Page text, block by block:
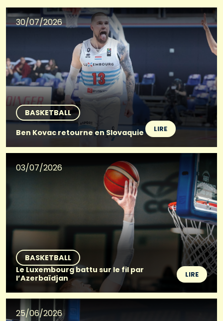
30/07/2026
BASKETBALL
Ben Kovac retourne en Slovaquie
LIRE
03/07/2026
BASKETBALL
Le Luxembourg battu sur le fil par
l’Azerbaïdjan
LIRE
25/06/2026